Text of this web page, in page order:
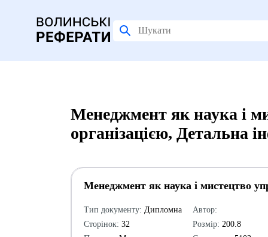
Менеджмент як наука і
організацією, Детальна
Менеджмент як наука і мистецтво
Тип документу: Дипломна
Сторінок: 32
Автор:
Розмір: 200.8